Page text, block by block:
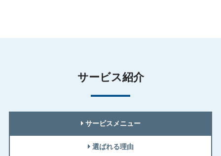
サービス紹介
サービスメニュー
選ばれる理由